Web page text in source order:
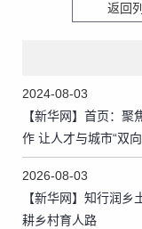
返回
2024-08-03
【新华网】首页：
作 让人才与城市“双
2026-08-03
【新华网】知行润
耕乡村育人路